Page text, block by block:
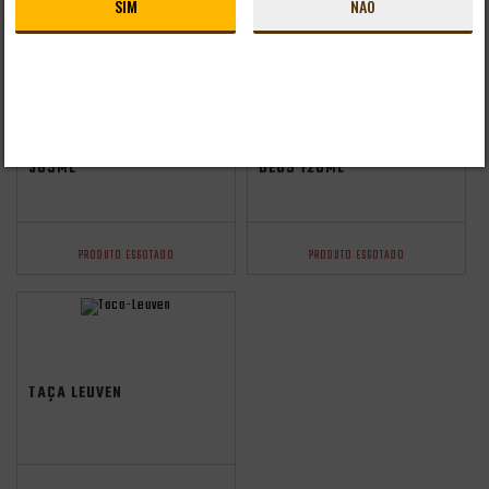
PRODUTO ESGOTADO
385ML
PRODUTO ESGOTADO
DEUS 120ML
PRODUTO ESGOTADO
TAÇA LEUVEN
SIM NÃO